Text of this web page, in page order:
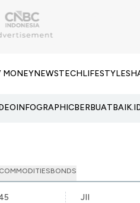
MONEYNEWSTECHLIFESTYLE
INFOGRAPHIC
COMMODITIESBONDS
JII